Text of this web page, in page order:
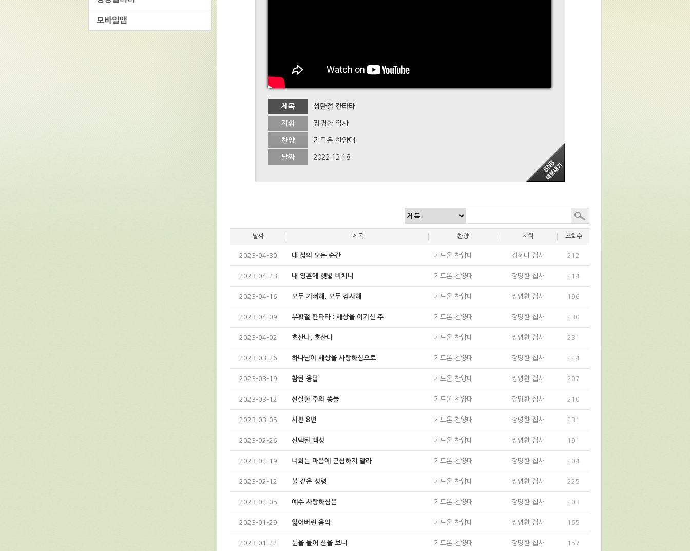
제목 성탄절 칸타타
지휘 장명환 집사
찬양 기드온 찬양대
날짜 2022.12.18
날짜 제목 찬양 지휘 조회수
2023-04-30 내 삶의 모든 순간 기드온 찬양대 정혜미 집사 212
2023-04-23 내 영혼에 햇빛 비치니 기드온 찬양대 장명환 집사 214
2023-04-16 모두 기뻐해, 모두 감사해 기드온 찬양대 장명환 집사 196
2023-04-09 부활절 칸타타 : 세상을 이기신 주 기드온 찬양대 장명환 집사 230
2023-04-02 호산나, 호산나 기드온 찬양대 장명환 집사 231
2023-03-26 하나님이 세상을 사랑하심으로 기드온 찬양대 장명환 집사 224
2023-03-19 참된 응답 기드온 찬양대 장명환 집사 207
2023-03-12 신실한 주의 종들 기드온 찬양대 장명환 집사 210
2023-03-05 시편 8편 기드온 찬양대 장명환 집사 231
2023-02-26 선택된 백성 기드온 찬양대 장명환 집사 191
2023-02-19 너희는 마음에 근심하지 말라 기드온 찬양대 장명환 집사 204
2023-02-12 불 같은 성령 기드온 찬양대 장명환 집사 225
2023-02-05 예수 사랑하심은 기드온 찬양대 장명환 집사 203
2023-01-29 잃어버린 음악 기드온 찬양대 장명환 집사 165
2023-01-22 눈을 들어 산을 보니 기드온 찬양대 장명환 집사 157